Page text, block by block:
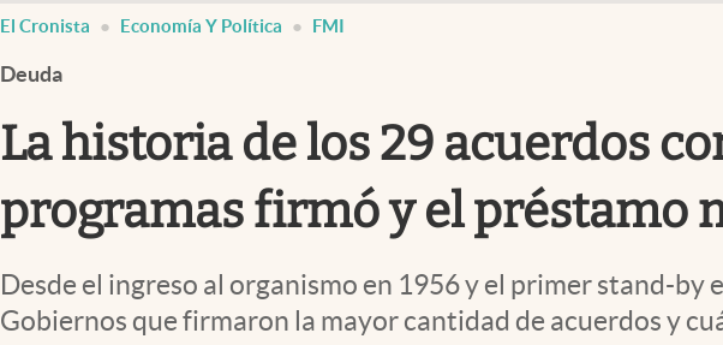
Clima
Eventos Corporativos
El Cronista Studio
Mediakit
El Cronista Economía Y Política FMI
Deuda
La historia de los 29 acuerdos
programas firmó y el préstamo
Desde el ingreso al organismo en 1956 y el primer stand-
Gobiernos que firmaron la mayor cantidad de acuerdos y